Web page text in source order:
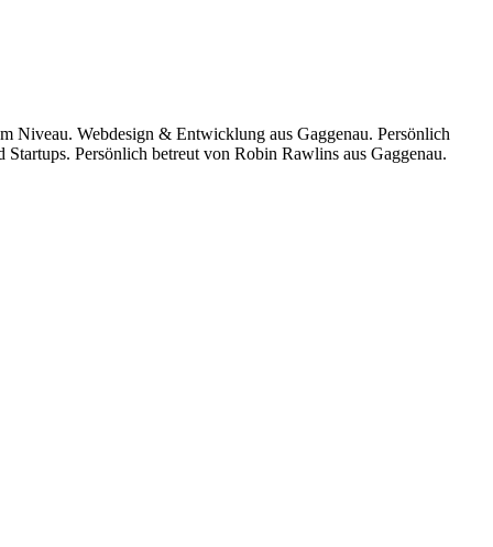
Niveau. Webdesign & Entwicklung aus Gaggenau. Persönlich
Persönlich betreut von Robin Rawlins aus Gaggenau.